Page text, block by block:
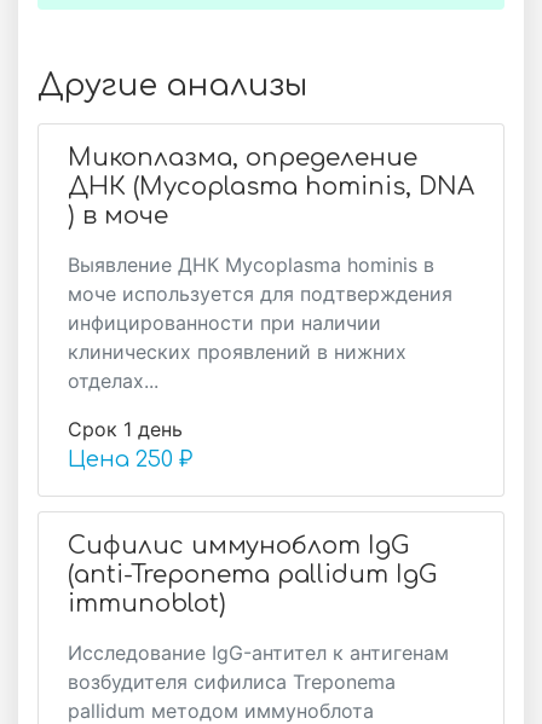
Другие анализы
Микоплазма, определение
ДНК (Mycoplasma hominis, DNA
) в моче
Выявление ДНК Mycoplasma hominis в
моче используется для подтверждения
инфицированности при наличии
клинических проявлений в нижних
отделах...
Срок 1 день
Цена 250 ₽
Сифилис иммуноблот IgG
(anti-Treponema pallidum IgG
immunoblot)
Исследование IgG-антител к антигенам
возбудителя сифилиса Treponema
pallidum методом иммуноблота